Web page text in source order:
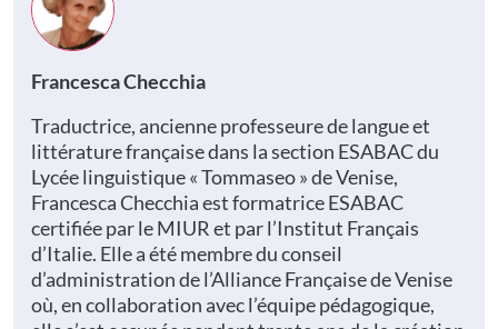
Francesca Checchia
Traductrice, ancienne professeure de langue et
littérature française dans la section ESABAC du
Lycée linguistique « Tommaseo » de Venise,
Francesca Checchia est formatrice ESABAC
certifiée par le MIUR et par l’Institut Français
d’Italie. Elle a été membre du conseil
d’administration de l’Alliance Française de Venise
où, en collaboration avec l’équipe pédagogique,